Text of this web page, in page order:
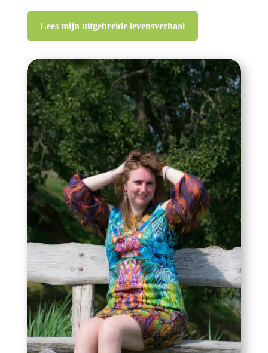
Lees mijn uitgebreide levensverhaal